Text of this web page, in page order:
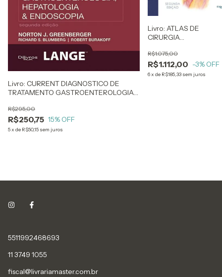
Livro: CURRENT DIAGNOSTICO DE
TRATAMENTO GASTROENTEROLOGIA
R$250,75
R$295,00
15% OFF
5x de R$50,15 sem juros
Livro: ATLAS DE
CIRURGIA
VOL. 2
R$1.112,00
R$1.075,00
-3% OFF
6x de R$185,33 sem juros
5511992468693
11 3749 1055
fiscal@livrariamaster.com.br